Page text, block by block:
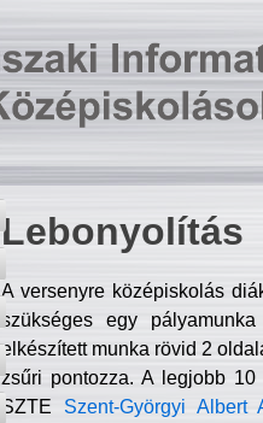
Lebonyolítás
A versenyre középiskolás
szükséges egy
elkészített munka rövid 2
zsűri pontozza. A legjobb
SZTE Szent-Györgyi Albert